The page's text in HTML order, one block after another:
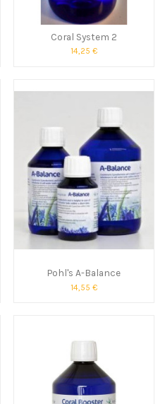
Coral System 2
14,25 €
Pohl's A-Balance
14,55 €